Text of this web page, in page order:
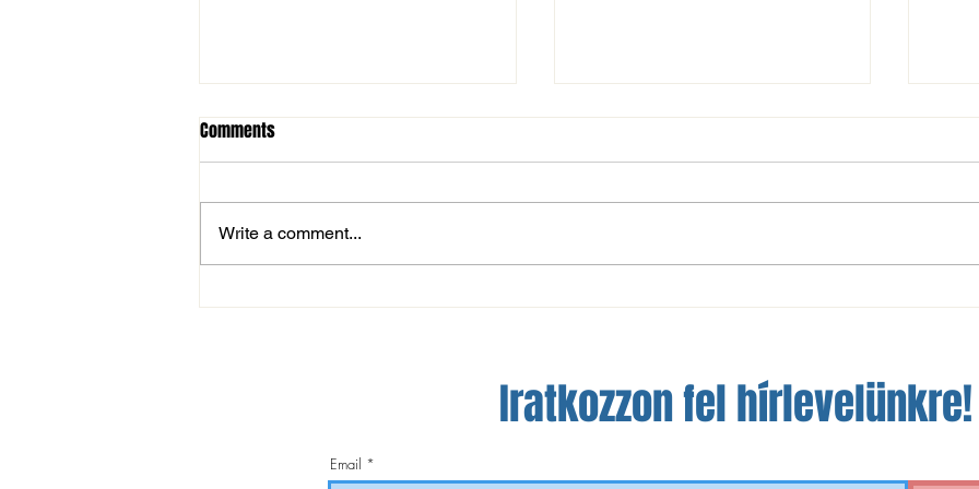
MOL Magyar Kupa: magabiztos
NBIII: nem sikerült a bravúr
A
Comments
Write a comment...
Iratkozzon fel hírlevelünkre!
Email